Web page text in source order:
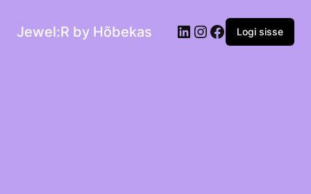
Jewel:R by Hõbekas Logi sisse